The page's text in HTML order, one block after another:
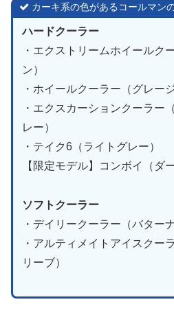
カーキ系の色があるコールマン
ハードクーラー
・エクストリームホイールク
ン）
・ホイールクーラー（グレー
・エクスカーションクーラー
レー）
・テイク6（ライトグレー）
【限定モデル】コンボイ（ダ
ソフトクーラー
・デイリークーラー（バター
・アルティメイトアイスク
リーブ）